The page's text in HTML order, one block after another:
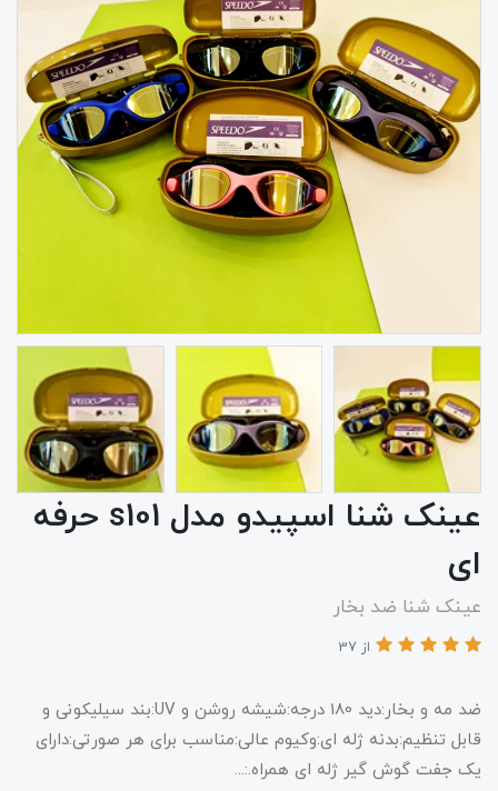
عینک شنا اسپیدو مدل s101 حرفه
ای
عینک‌ شنا ضد بخار
از 37
ضد مه و بخار:دید 180 درجه:شیشه روشن و UV:بند سیلیکونی و
قابل تنظیم:بدنه ژله ای:وکیوم عالی:مناسب برای هر صورتی:دارای
یک جفت گوش گیر ژله ای همراه.:...